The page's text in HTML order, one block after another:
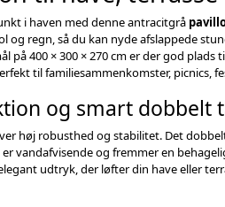
i haven med denne antracitgrå
og regn, så du kan nyde afslappede
på 400 × 300 × 270 cm er der god plads
til familiesammenkomster, picnics,
og smart dobbelt
høj robusthed og stabilitet. Det
vandafvisende og fremmer en
udtryk, der løfter din have eller